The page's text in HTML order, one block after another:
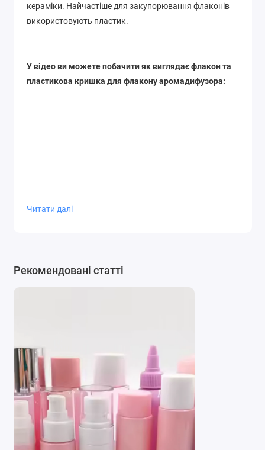
кераміки. Найчастіше для закупорювання флаконів
використовують пластик.
У відео ви можете побачити як виглядає флакон та
пластикова кришка для флакону аромадифузора:
Читати далі
Рекомендовані статті